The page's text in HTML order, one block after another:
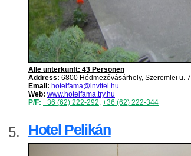
Alle unterkunft: 43 Personen
Address: 6800 Hódmezővásárhely, Szeremlei u. 7.
Email: hotelfama@invitel.hu
Web: www.hotelfama.try.hu
P/F: +36 (62) 222-292 +36 (62) 222-344
5. Hotel Pelikán